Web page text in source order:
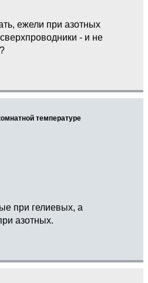
ежели при азотных
- и не
температуре
при гелиевых, а
азотных.